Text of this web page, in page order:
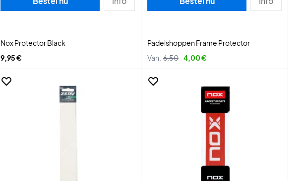
Nox Protector Black
9,95 €
Padelshoppen Frame Protector
Van: 6,50 4,00 €